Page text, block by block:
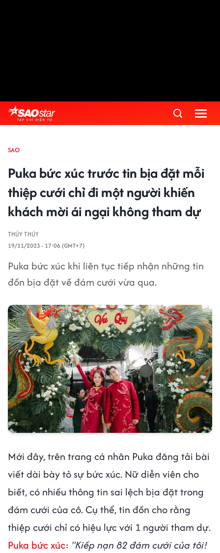
SAO
Puka bức xúc trước tin bịa đặt mỗi
thiệp cưới chỉ đi một người khiến
khách mời ái ngại không tham dự
THÚY THÚY
19/11/2023 - 17:06 (GMT+7)
Puka bức xúc khi liên tục tiếp nhận những tin
đồn bịa đặt về đám cưới vừa qua.
Mới đây, trên trang cá nhân Puka đăng tải bài
viết dài bày tỏ sự bức xúc. Nữ diễn viên cho
biết, có nhiều thông tin sai lệch bịa đặt trong
đám cưới của cô. Cụ thể, tin đồn cho rằng
thiệp cưới chỉ có hiệu lực với 1 người tham dự.
Puka bức xúc: "Kiếp nạn 82 đám cưới của tôi!